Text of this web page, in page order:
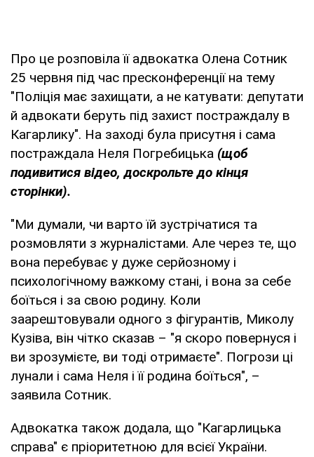
Про це розповіла її адвокатка Олена Сотник
25 червня під час пресконференції на тему
"Поліція має захищати, а не катувати: депутати
й адвокати беруть під захист постраждалу в
Кагарлику". На заході була присутня і сама
постраждала Неля Погребицька (щоб
подивитися відео, доскрольте до кінця
сторінки).
"Ми думали, чи варто їй зустрічатися та
розмовляти з журналістами. Але через те, що
вона перебуває у дуже серйозному і
психологічному важкому стані, і вона за себе
боїться і за свою родину. Коли
заарештовували одного з фігурантів, Миколу
Кузіва, він чітко сказав – "я скоро повернуся і
ви зрозумієте, ви тоді отримаєте". Погрози ці
лунали і сама Неля і її родина боїться", –
заявила Сотник.
Адвокатка також додала, що "Кагарлицька
справа" є пріоритетною для всієї України.